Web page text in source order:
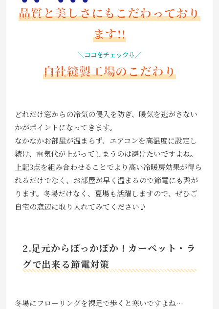
品質と美しさにもこだわっており
ます!!
＼ココをチェック⇩／
自社縫製工場のこだわり
どれだけ窓からの冷気の侵入を防ぎ、暖気を逃がさない
かがポイントになってきます。
なかなかお部屋が温まらず、エアコンを高温度に設定し
続け、電気代が上がってしまうのは避けたいですよね。
上記3点を組み合わせることでより高い冷暖房効果が得ら
れるだけでなく、お部屋が早く温まるので節電にも繋が
ります。冬場だけなく、夏場も活躍しますので、ぜひご
自宅の窓辺に取り入れてみてください♪
2.足元からぽっかぽか！カーペット・ラ
グで出来る節電対策
冬場にフローリングを裸足で歩くと寒いですよね…